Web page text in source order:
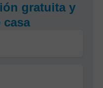
gratuita y
casa